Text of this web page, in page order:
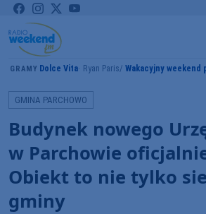
GRAMY Dolce Vita Ryan Paris Wakacyjny weekend
GMINA PARCHOWO
Budynek nowego
w Parchowie
Obiekt to nie tylko
gminy